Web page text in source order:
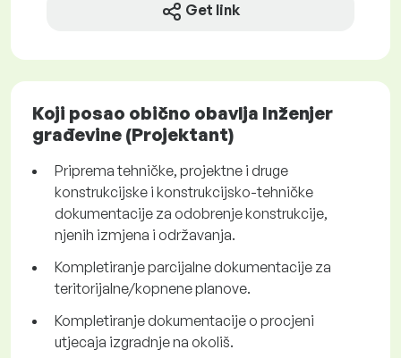
Get link
Koji posao obično obavlja Inženjer
građevine (Projektant)
Priprema tehničke, projektne i druge
konstrukcijske i konstrukcijsko-tehničke
dokumentacije za odobrenje konstrukcije,
njenih izmjena i održavanja.
Kompletiranje parcijalne dokumentacije za
teritorijalne/kopnene planove.
Kompletiranje dokumentacije o procjeni
utjecaja izgradnje na okoliš.